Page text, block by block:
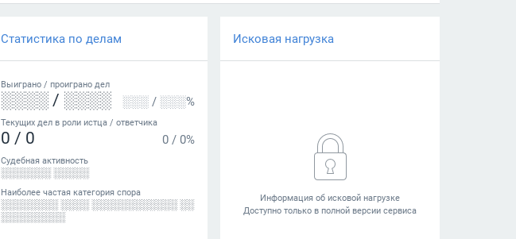
Статистика по делам
Выиграно / проиграно дел
░░░░ / ░░░░ ░░░ / ░░░%
Текущих дел в роли истца / ответчика
0 / 0 0 / 0%
Судебная активность
░░░░░░░ ░░░░░
Наиболее частая категория спора
░░░░░░░░ ░░░░ ░░░░░░░░░░░░ ░░
░░░░░░░░░
Исковая нагрузка